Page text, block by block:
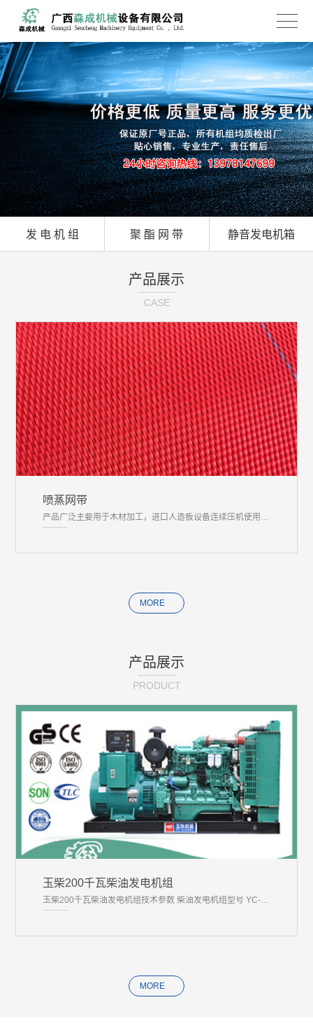
发 电 机 组 聚 酯 网 带 静音发电机箱
产品展示
CASE
喷蒸网带
MORE
产品展示
PRODUCT
玉柴200千瓦柴油发电机组
玉柴200千瓦柴油发电机组技术参数 柴油发电机组型号 YC-200GF 常用功率
MORE